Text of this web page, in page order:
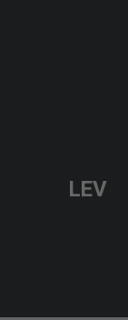
LEV